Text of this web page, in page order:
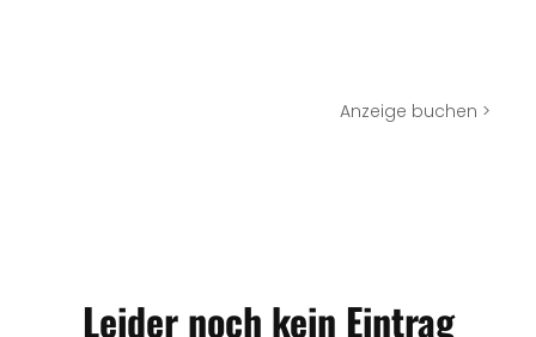
Anzeige buchen >
Leider noch kein Eintrag